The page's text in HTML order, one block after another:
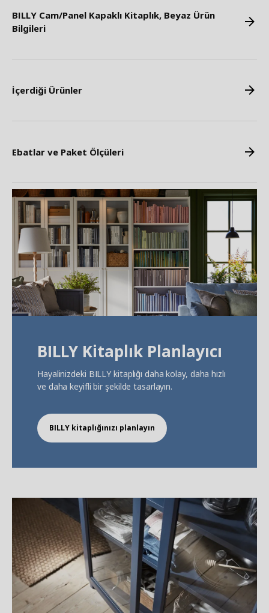
BILLY Cam/Panel Kapaklı Kitaplık, Beyaz Ürün
Bilgileri
İçerdiği Ürünler
Ebatlar ve Paket Ölçüleri
BILLY Kitaplık Planlayıcı
Hayalinizdeki BILLY kitaplığı daha kolay, daha hızlı
ve daha keyifli bir şekilde tasarlayın.
BILLY kitaplığınızı planlayın